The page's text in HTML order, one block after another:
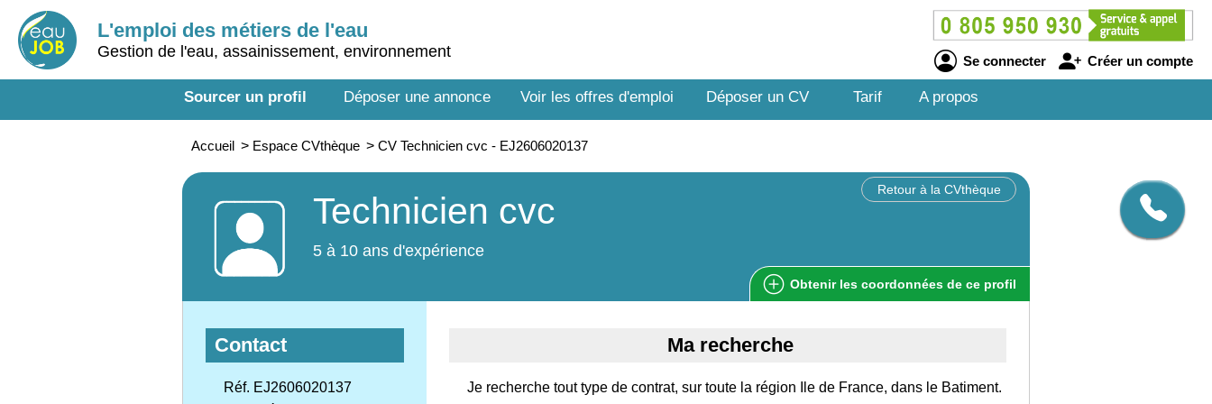
L'emploi des métiers de l'eau
Gestion de l'eau, assainissement, environnement
Se connecter Créer un compte
Sourcer un profil Déposer une annonce Voir les offres d'emploi Déposer un CV Tarif A propos
Accueil > Espace CVthèque > CV Technicien cvc - EJ2606020137
Retour à la CVthèque
Technicien cvc
5 à 10 ans d'expérience
Obtenir les coordonnées de ce profil
Contact
Réf. EJ2606020137
Ma recherche
Je recherche tout type de contrat, sur toute la région Ile de France, dans le Batiment.